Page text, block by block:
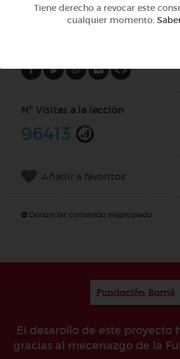
Nº Visitas a la lección
96413
Añadir a favoritos
Denunciar contenido inapropiado
El desarollo de este proyecto
gracias al mecenazgo de la
Tiene derecho a revocar este
cualquier momento.